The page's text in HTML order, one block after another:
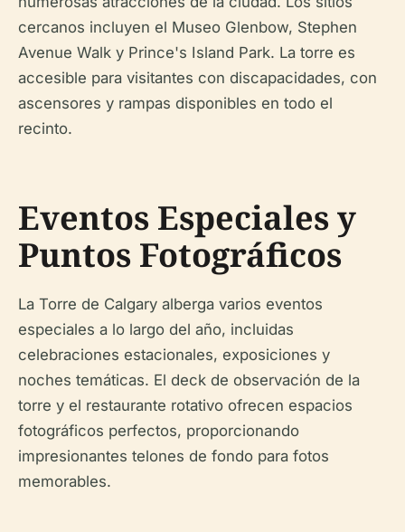
cercanos incluyen el Museo Glenbow, Stephen
Avenue Walk y Prince's Island Park. La torre es
accesible para visitantes con discapacidades, con
ascensores y rampas disponibles en todo el
recinto.
Eventos Especiales y
Puntos Fotográficos
La Torre de Calgary alberga varios eventos
especiales a lo largo del año, incluidas
celebraciones estacionales, exposiciones y
noches temáticas. El deck de observación de la
torre y el restaurante rotativo ofrecen espacios
fotográficos perfectos, proporcionando
impresionantes telones de fondo para fotos
memorables.